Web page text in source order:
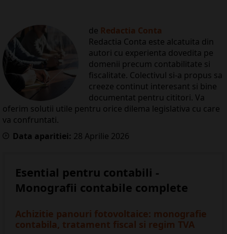
de Redactia Conta
Redactia Conta este alcatuita din
autori cu experienta dovedita pe
domenii precum contabilitate si
fiscalitate. Colectivul si-a propus sa
creeze continut interesant si bine
documentat pentru cititori. Va
oferim solutii utile pentru orice dilema legislativa cu care
va confruntati.
Data aparitiei: 28 Aprilie 2026
Esential pentru contabili -
Monografii contabile complete
Achizitie panouri fotovoltaice: monografie
contabila, tratament fiscal si regim TVA